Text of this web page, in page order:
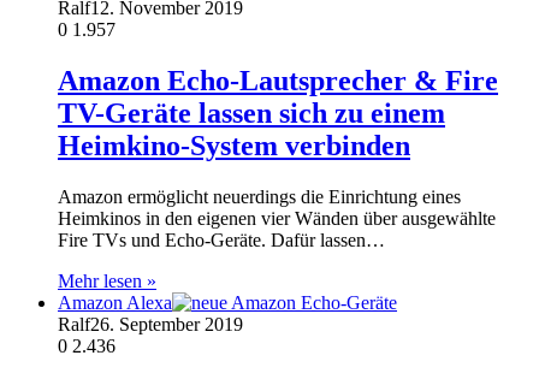
Ralf12. November 2019
0 1.957
Amazon Echo-Lautsprecher & Fire
TV-Geräte lassen sich zu einem
Heimkino-System verbinden
Amazon ermöglicht neuerdings die Einrichtung eines
Heimkinos in den eigenen vier Wänden über ausgewählte
Fire TVs und Echo-Geräte. Dafür lassen…
Mehr lesen »
Amazon Alexa
Ralf26. September 2019
0 2.436